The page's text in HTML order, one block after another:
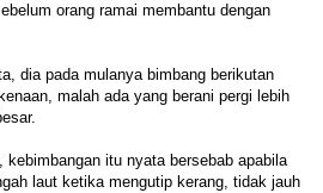
orang ramai membantu dengan
dia pada mulanya bimbang berikutan
malah ada yang berani pergi lebih
itu nyata bersebab apabila
laut ketika mengutip kerang, tidak jauh